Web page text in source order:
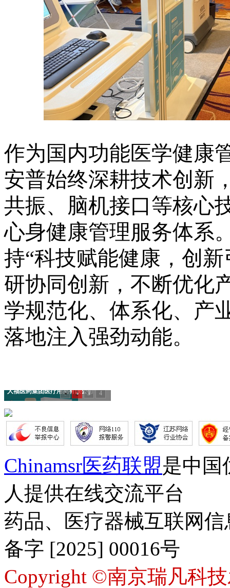
作为国内功能医学健康
安普始终深耕技术创新
共振、脑机接口等核心
心身健康管理服务体系
持“科技赋能健康，创
研协同创新，不断优化
学规范化、体系化、产
落地注入强劲动能。
人福医药集团医疗用品有限公司
1 2 3 4
Chinamsr医药联盟是中国
人提供在线交流平台
药品、医疗器械互联网
备字 [2025] 00016号
Copyright ©南京瑞凡科